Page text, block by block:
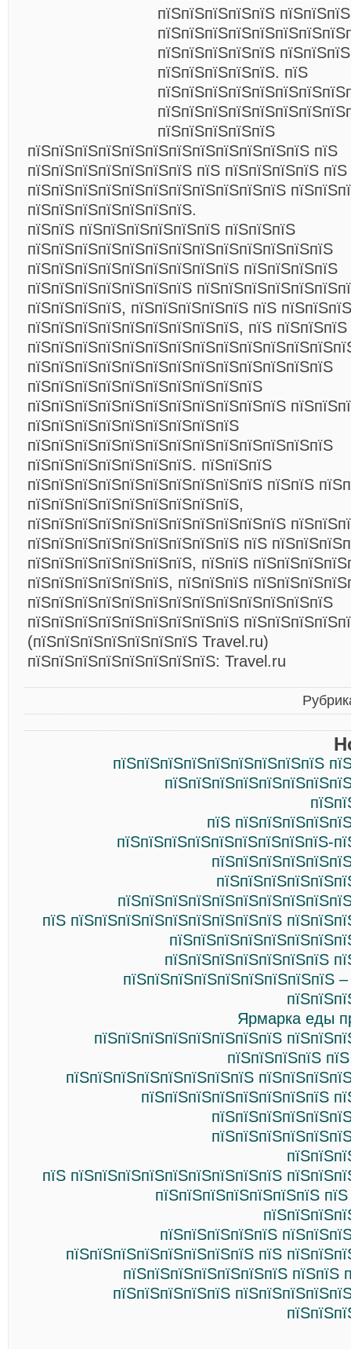
пїЅпїЅпїЅпїЅпїЅ
пїЅпїЅпїЅпїЅпїЅ
пїЅпїЅпїЅпїЅпїЅ. пїЅ
пїЅпїЅпїЅпїЅпїЅ
пїЅпїЅпїЅпїЅпїЅпїЅпїЅпїЅпїЅпїЅпїЅпїЅ пїЅ
пїЅпїЅпїЅпїЅпїЅпїЅпїЅ пїЅ пїЅпїЅпїЅпїЅ пїЅ
пїЅпїЅпїЅпїЅпїЅпїЅпїЅпїЅпїЅпїЅпїЅ
пїЅпїЅпїЅпїЅпїЅпїЅпїЅ.
пїЅпїЅ пїЅпїЅпїЅпїЅпїЅпїЅ пїЅпїЅпїЅ
пїЅпїЅпїЅпїЅпїЅпїЅпїЅпїЅпїЅпїЅпїЅпїЅпїЅ
пїЅпїЅпїЅпїЅпїЅпїЅпїЅпїЅпїЅ пїЅпїЅпїЅпїЅ
пїЅпїЅпїЅпїЅпїЅпїЅпїЅ
пїЅпїЅпїЅпїЅ, пїЅпїЅпїЅпїЅпїЅ пїЅ
пїЅпїЅпїЅпїЅпїЅпїЅпїЅпїЅпїЅ, пїЅ
пїЅпїЅпїЅпїЅпїЅпїЅпїЅпїЅпїЅпїЅпїЅпїЅпїЅ
пїЅпїЅпїЅпїЅпїЅпїЅпїЅпїЅпїЅпїЅ
пїЅпїЅпїЅпїЅпїЅпїЅпїЅпїЅпїЅпїЅпїЅ
пїЅпїЅпїЅпїЅпїЅпїЅпїЅпїЅпїЅ
пїЅпїЅпїЅпїЅпїЅпїЅпїЅпїЅпїЅпїЅпїЅпїЅпїЅ
пїЅпїЅпїЅпїЅпїЅпїЅпїЅ. пїЅпїЅпїЅ
пїЅпїЅпїЅпїЅпїЅпїЅпїЅпїЅпїЅпїЅ пїЅпїЅ
пїЅпїЅпїЅпїЅпїЅпїЅпїЅпїЅпїЅ,
пїЅпїЅпїЅпїЅпїЅпїЅпїЅпїЅпїЅпїЅпїЅ
пїЅпїЅпїЅпїЅпїЅпїЅпїЅпїЅпїЅ пїЅ
пїЅпїЅпїЅпїЅпїЅпїЅпїЅ, пїЅпїЅ
пїЅпїЅпїЅпїЅпїЅпїЅ, пїЅпїЅпїЅ
пїЅпїЅпїЅпїЅпїЅпїЅпїЅпїЅпїЅпїЅпїЅпїЅпїЅ
пїЅпїЅпїЅпїЅпїЅпїЅпїЅпїЅпїЅ
(пїЅпїЅпїЅпїЅпїЅпїЅпїЅ Travel.ru)
пїЅпїЅпїЅпїЅпїЅпїЅпїЅпїЅ: Travel.ru
пїЅпїЅпїЅпїЅпїЅпїЅпїЅпїЅпїЅ
пїЅ
пїЅпїЅпїЅпїЅпїЅпїЅпїЅпїЅпїЅ-
пїЅ пїЅпїЅпїЅпїЅпїЅпїЅпїЅпїЅпїЅ
пїЅпїЅпїЅпїЅпїЅпїЅпїЅ
пїЅпїЅпїЅпїЅпїЅпїЅпїЅпїЅпїЅ
Ярмарка еды
пїЅпїЅпїЅпїЅпїЅпїЅпїЅпїЅ
пїЅпїЅпїЅпїЅ
пїЅпїЅпїЅпїЅпїЅпїЅпїЅпїЅ
пїЅпїЅпїЅпїЅпїЅпїЅпїЅпїЅ
пїЅ пїЅпїЅпїЅпїЅпїЅпїЅпїЅпїЅпїЅ
пїЅпїЅпїЅпїЅпїЅпїЅпїЅ
пїЅпїЅпїЅпїЅпїЅ
пїЅпїЅпїЅпїЅпїЅпїЅпїЅпїЅ пїЅ
пїЅпїЅпїЅпїЅпїЅпїЅпїЅ пїЅпїЅ
пїЅпїЅпїЅпїЅпїЅ